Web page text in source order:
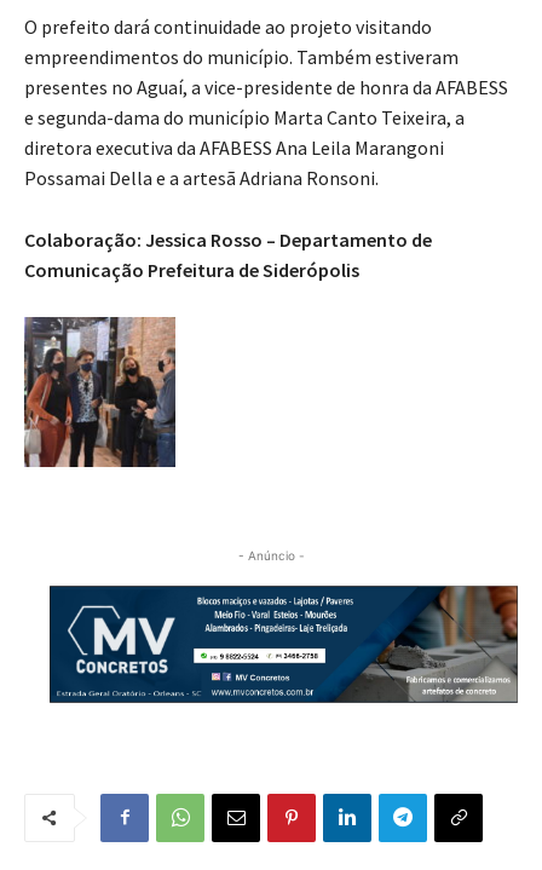
O prefeito dará continuidade ao projeto visitando
empreendimentos do município. Também estiveram
presentes no Aguaí, a vice-presidente de honra da AFABESS
e segunda-dama do município Marta Canto Teixeira, a
diretora executiva da AFABESS Ana Leila Marangoni
Possamai Della e a artesã Adriana Ronsoni.
Colaboração: Jessica Rosso – Departamento de
Comunicação Prefeitura de Siderópolis
- Anúncio -